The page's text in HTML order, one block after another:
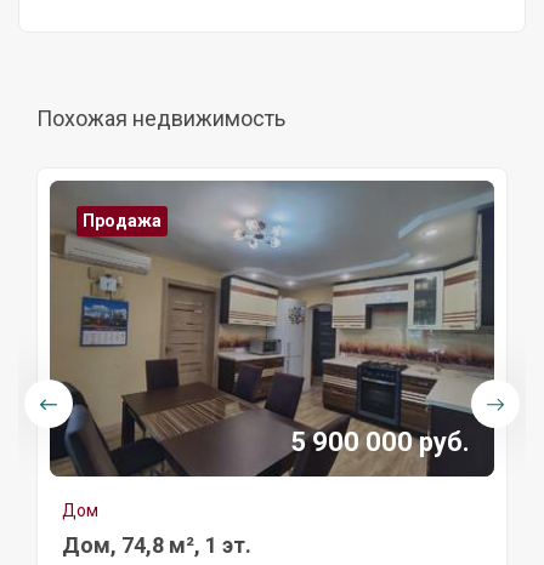
Похожая недвижимость
Продажа
5 900 000 руб.
Дом
Дом, 74,8 м², 1 эт.